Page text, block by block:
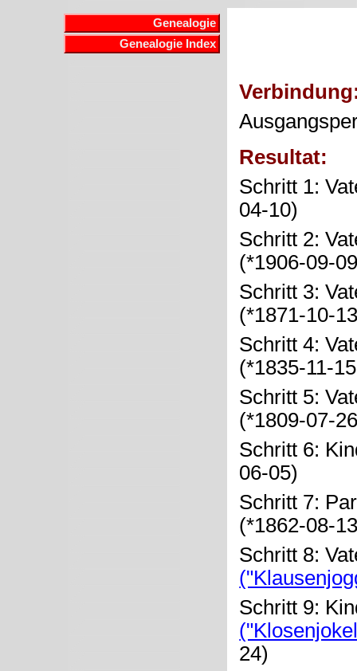
Genealogie
Genealogie Index
Resultat:
Schritt 1:
04-10)
Schritt 2:
(*1906-09-
Schritt 3:
(*1871-10-
Schritt 4:
(*1835-11-
Schritt 5:
(*1809-07-
Schritt 6:
06-05)
Schritt 7:
(*1862-08-
Schritt 8:
Schritt 9:
24)